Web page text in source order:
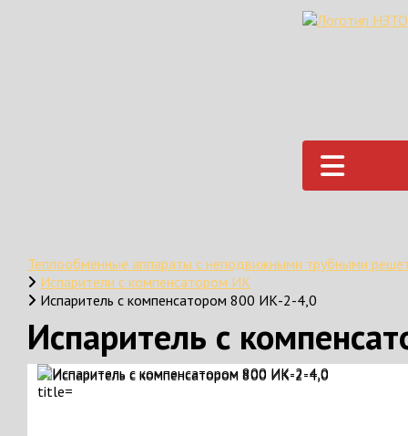
Теплообменные аппараты с неподвижными трубными
Испарители с компенсатором ИК
Испаритель с компенсатором 800 ИК-2-4,0
Испаритель с